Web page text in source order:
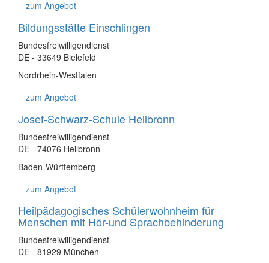
zum Angebot
Bildungsstätte Einschlingen
Bundesfreiwilligendienst
DE - 33649 Bielefeld
Nordrhein-Westfalen
zum Angebot
Josef-Schwarz-Schule Heilbronn
Bundesfreiwilligendienst
DE - 74076 Heilbronn
Baden-Württemberg
zum Angebot
Heilpädagogisches Schülerwohnheim für
Menschen mit Hör-und Sprachbehinderung
Bundesfreiwilligendienst
DE - 81929 München